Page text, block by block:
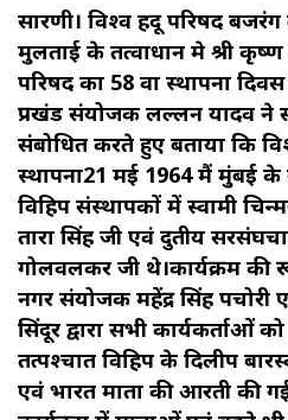
सारणी। विश्व हिंदू परिषद
मुलताई के तत्वाधान मे श्री
परिषद का 58 वा स्थापना
प्रखंड संयोजक लल्लन यादव ने
संबोधित करते हुए बताया कि
स्थापना21 मई 1964 मैं मुंबई के
विहिप संस्थापकों में स्वामी
तारा सिंह जी एवं दुतीय
गोलवलकर जी थे।कार्यक्रम
नगर संयोजक महेंद्र सिंह
सिंदूर द्वारा सभी कार्यकर्ताओं
तत्पश्चात विहिप के दिलीप
एवं भारत माता की आरती की